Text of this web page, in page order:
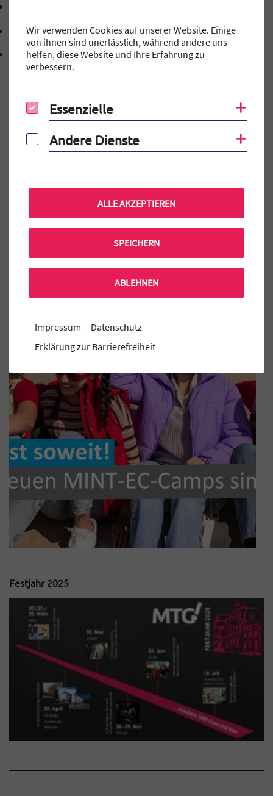
mtg@stadt.erlangen.de
E-Mail Adresse: mtg@stadt.erlangen.de
Adresse:
Schillerstraße 12
91054, 9 1 0 5 4
Erlangen
Auf einen Blick
Elternportal
Praktikum am MTG
Aktuelle MINT-EC Veranstaltungen
Festjahr 2025
Wir verwenden Cookies auf unserer Website. Einige
von ihnen sind unerlässlich, während andere uns
helfen, diese Website und Ihre Erfahrung zu
verbessern.
Essenzielle
Essenzielle
Andere Dienste
Andere Dienste
ALLE AKZEPTIEREN
SPEICHERN
ABLEHNEN
Impressum
Datenschutz
Erklärung zur Barrierefreiheit